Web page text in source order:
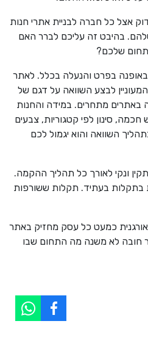
אצל כל חברה לבניית אתרי חנות
בהיבט זה עליכם לברר האם
שלכם?
בפרט והנעלה בכלל. לאתר
לבצע השוואה על דגם של
באתרים מתחרים. במידה והחנות
סינון לפי קטגוריות, צבעים
השוואה והוא יגמול לכם
ונקי לאורך כל תהליך ההקמה.
בעתיד. תקלות ששורפות
כמעט כל עסק מחזיק באתר
חובה לא משנה מה התחום שבו